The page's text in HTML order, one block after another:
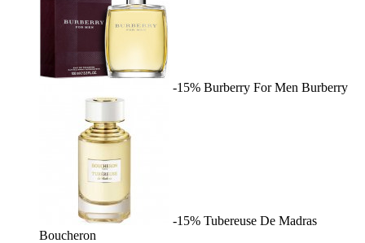
-15% Burberry For Men Burberry
-15% Tubereuse De Madras
Boucheron